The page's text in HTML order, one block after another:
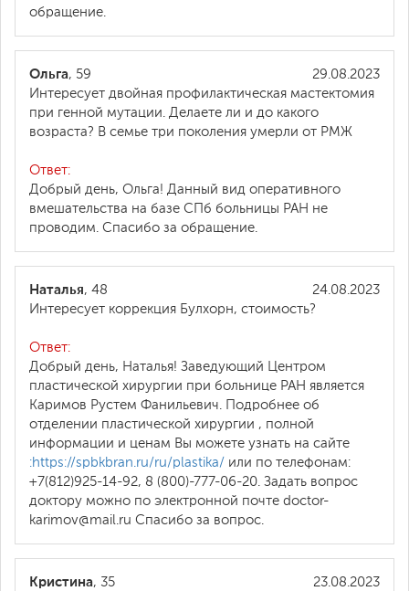
обращение.
29.08.2023
Ольга, 59
Интересует двойная профилактическая мастектомия
при генной мутации. Делаете ли и до какого
возраста? В семье три поколения умерли от РМЖ
Ответ:
Добрый день, Ольга! Данный вид оперативного
вмешательства на базе СПб больницы РАН не
проводим. Спасибо за обращение.
24.08.2023
Наталья, 48
Интересует коррекция Булхорн, стоимость?
Ответ:
Добрый день, Наталья! Заведующий Центром
пластической хирургии при больнице РАН является
Каримов Рустем Фанильевич. Подробнее об
отделении пластической хирургии , полной
информации и ценам Вы можете узнать на сайте
:https://spbkbran.ru/ru/plastika/ или по телефонам:
+7(812)925-14-92, 8 (800)-777-06-20. Задать вопрос
доктору можно по электронной почте doctor-
karimov@mail.ru Спасибо за вопрос.
23.08.2023
Кристина, 35